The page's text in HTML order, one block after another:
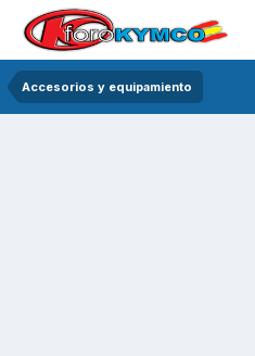
Accesorios y equipamiento